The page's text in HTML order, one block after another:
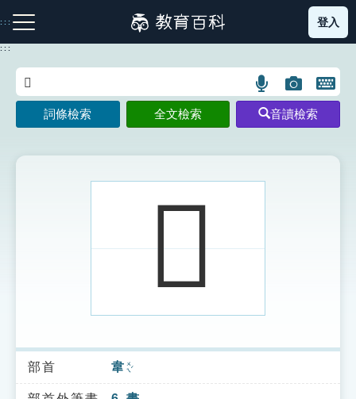
到
主
:::
注音索引圖示 筆畫索引圖示 部首索引表圖示
索引選單
登入
:::
語
言
搜
示
圖
片
搜
開
鍵
圖
詞條檢索 全文檢索 音讀檢索
𩎤
部首 韋 ㄨㄟˊ